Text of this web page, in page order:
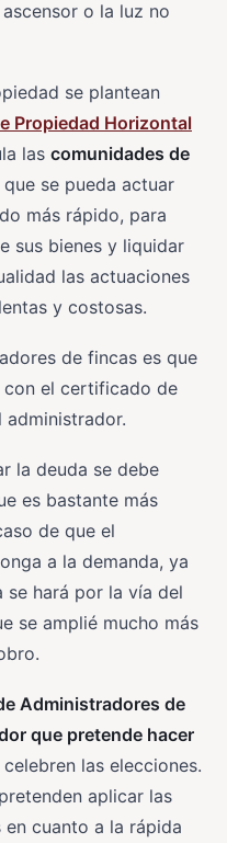
o la luz no
se plantean
Propiedad Horizontal
las comunidades de
se pueda actuar
más rápido, para
sus bienes y liquidar
las actuaciones
y costosas.
de fincas es que
con el certificado de
administrador.
la deuda se debe
es bastante más
de que el
a la demanda, ya
se hará por la vía del
se amplié mucho más
Administradores de
que pretende hacer
las elecciones.
aplicar las
cuanto a la rápida